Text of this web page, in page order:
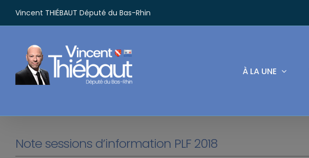
contenu
Vincent THIÉBAUT Député du Bas-Rhin
À LA UNE
Note sessions d’information PLF 2018